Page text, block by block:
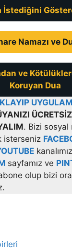
İstediğini
Namazı ve
ve
Koruyan Dua
ÜCRETSİZ
. Bizi sosyal
isterseniz
sayfamız ve
olup bizi